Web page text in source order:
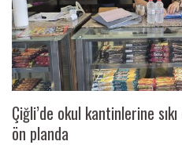
Çiğli’de okul kantinlerine
ön planda